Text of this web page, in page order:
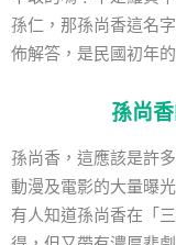
孫仁，那孫尚香這名
佈解答，是民國初年
孫尚
孫尚香，這應該是許
動漫及電影的大量曝
有人知道孫尚香在「